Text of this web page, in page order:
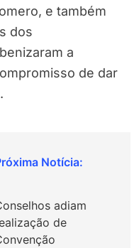
e também
dos
a
de dar
adiam
de